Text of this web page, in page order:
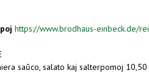
https://www.brodhaus-einbeck.de/
saŭco, salato kaj salterpomoj